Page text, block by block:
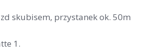
skubisem, przystanek ok. 50m
1.